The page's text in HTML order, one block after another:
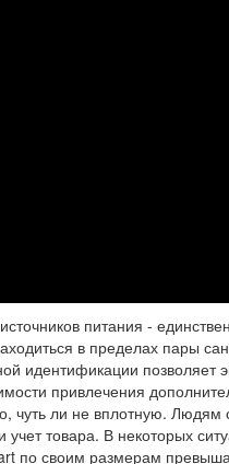
питания -
в пределах пары
идентификации
привлечения
чуть ли не вплотную.
товара. В некоторых
по своим размерам